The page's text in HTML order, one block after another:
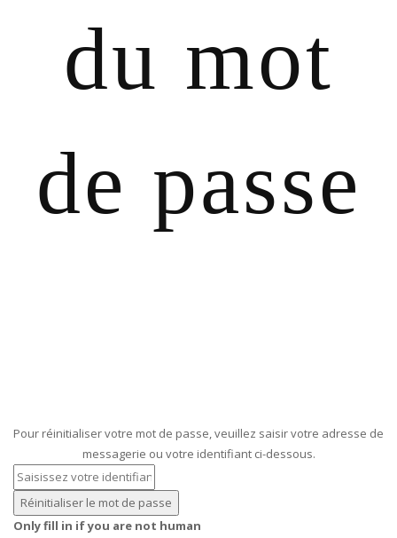
du mot
de passe
Pour réinitialiser votre mot de passe, veuillez saisir votre adresse de
messagerie ou votre identifiant ci-dessous.
Only fill in if you are not human